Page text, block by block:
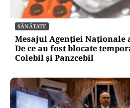
SĂNĂTATE
Mesajul Agenției Naționale
De ce au fost blocate
Colebil și Panzcebil